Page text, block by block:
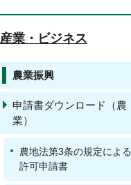
産業・ビジネス
農業振興
申請書ダウンロード（農
業）
農地法第3条の規定による
許可申請書